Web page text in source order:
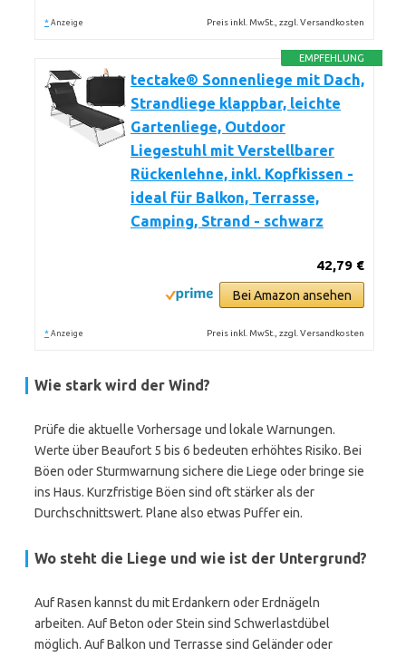
* Anzeige Preis inkl. MwSt., zzgl. Versandkosten
EMPFEHLUNG
tectake® Sonnenliege mit Dach,
Strandliege klappbar, leichte
Gartenliege, Outdoor
Liegestuhl mit Verstellbarer
Rückenlehne, inkl. Kopfkissen -
ideal für Balkon, Terrasse,
Camping, Strand - schwarz
42,79 €
Bei Amazon ansehen
* Anzeige Preis inkl. MwSt., zzgl. Versandkosten
Wie stark wird der Wind?
Prüfe die aktuelle Vorhersage und lokale Warnungen.
Werte über Beaufort 5 bis 6 bedeuten erhöhtes Risiko. Bei
Böen oder Sturmwarnung sichere die Liege oder bringe sie
ins Haus. Kurzfristige Böen sind oft stärker als der
Durchschnittswert. Plane also etwas Puffer ein.
Wo steht die Liege und wie ist der Untergrund?
Auf Rasen kannst du mit Erdankern oder Erdnägeln
arbeiten. Auf Beton oder Stein sind Schwerlastdübel
möglich. Auf Balkon und Terrasse sind Geländer oder